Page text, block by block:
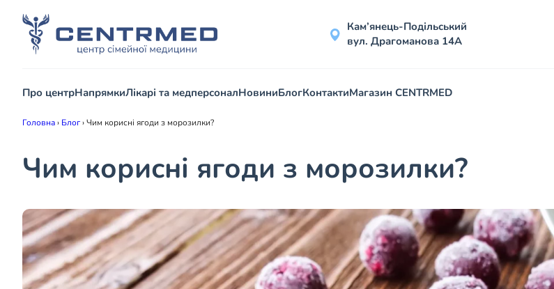
Кам’янець-Подільський
вул. Драгоманова 14А
Про центрНапрямкиЛікарі та медперсоналНовиниБлогКонтактиМагазин CENTRMED
Головна› Блог›Чим корисні ягоди з морозилки?
Чим корисні ягоди з морозилки?